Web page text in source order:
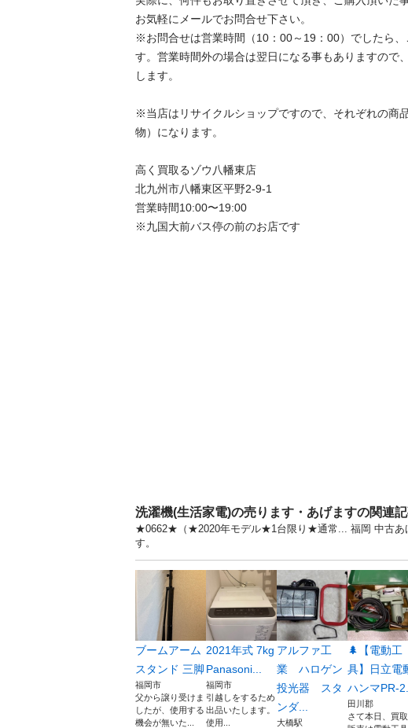
お気軽にメールでお問合せ下さい。
※お問合せは営業時間（10：00～19：00）でしたら、
す。営業時間外の場合は翌日になる事もありますので
します。
※当店はリサイクルショップですので、それぞれの商
物）になります。
高く買取るゾウ八幡東店
北九州市八幡東区平野2-9-1
営業時間10:00〜19:00
※九国大前バス停の前のお店です
洗濯機(生活家電)の売ります・あげますの関連
★0662★（★2020年モデル★1台限り★通常... 福岡 中古あ
す。
ブームアーム
スタンド 三脚
福岡市
父から譲り受けま
したが、使用する
機会が無いた...
2021年式 7kg
Panasoni...
福岡市
引越しをするため
出品いたします。
使用...
アルファ工
業 ハロゲン
投光器 スタ
ンダ...
大橋駅
🌲【電動工
具】日立電
ハンマPR-2...
田川郡
さて本日、買